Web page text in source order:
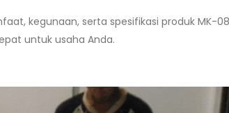
kegunaan, serta spesifikasi produk MK-
untuk usaha Anda.